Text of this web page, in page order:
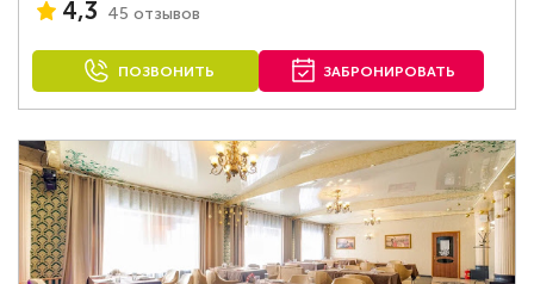
4,3 45 отзывов
ПОЗВОНИТЬ ЗАБРОНИРОВАТЬ